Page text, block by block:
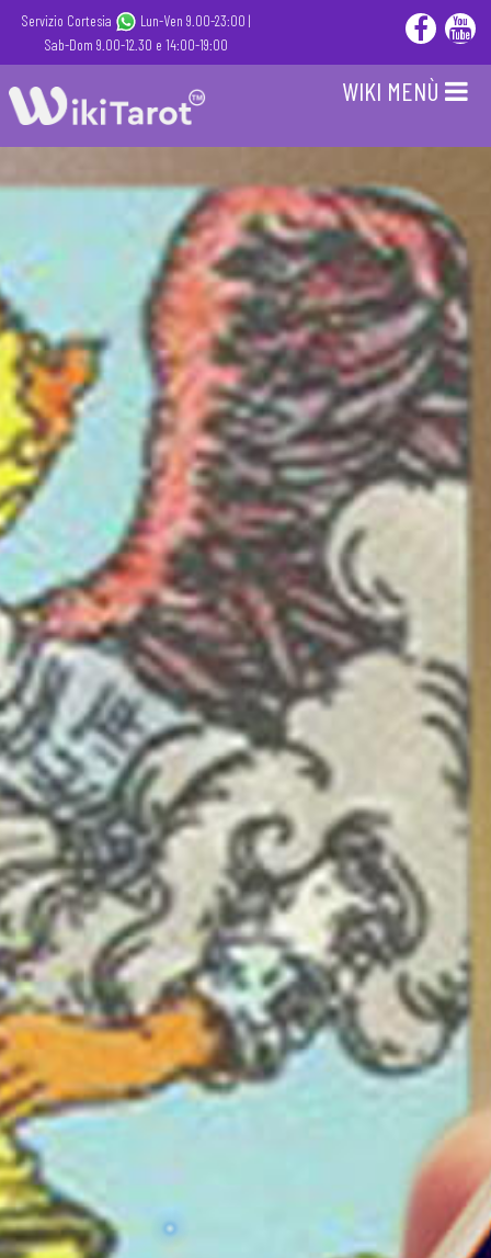
Servizio Cortesia
Lun-Ven 9.00-23:00 |
Sab-Dom 9.00-12.30 e 14:00-19:00
WIKI MENÙ